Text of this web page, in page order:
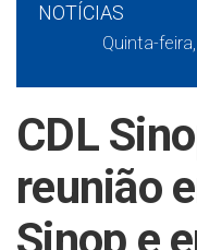
NOTÍCIAS
Quinta-
CDL
reunião